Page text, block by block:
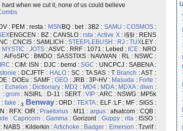
when we cut it, none of us could believe
: PEM : resta : MSN BQ : bet : 3B2 : SAMU : COSMOS:
ENGCEN : BZ : CANSLO :rsta :Active X: i§§i : RENS
: CNCIS : SAMLICH : STEEPLEBUSH : RJ :TUXLEY :
MYSTIC : JOTS : ASVC : RRF : 1071 : Lebed : ICE : NRO
AiFoSPC : BMDO : SASSTIXS : NAVWAN : RL : NSWC :
: CIM: ISN : DJC : bemd :SGC : UNCPCJ : SABENA :
: DCJFTF : HALO: SC : TA SAS : T Branch : AST :
: DOEu : SAMF :GEO : JRB : 3P-HV : Masuda : Forte :
: Echelon : Dictionary : MD2 : MD4: MDA: MDXA:diwn :
: grom: NSIRL : D-11 : SERT :VIP : ARC : NSWG : MP5k
: fake : 3 Benway : ORD :TEXTA: ELF :LF : MF : SIGS :
: RFX: OIR : Praetorius : M11 : argus: afsatcom : CQB :
:Capricorn : Gamma : Gorizont : Guppy: rita : ISSO :
: NABS : Kilderkin :Artichoke : Badger : Emerson : Tzvrif :